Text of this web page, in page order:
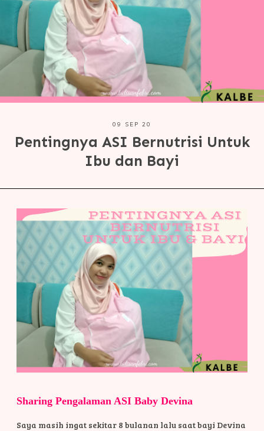
09 SEP 20
Pentingnya ASI Bernutrisi Untuk
Ibu dan Bayi
Sharing Pengalaman ASI Baby Devina
Saya masih ingat sekitar 8 bulanan lalu saat bayi Devina